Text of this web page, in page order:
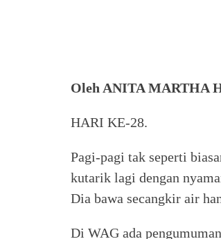
Oleh ANITA MARTHA
HARI KE-28.
Pagi-pagi tak seperti
kutarik lagi dengan
Dia bawa secangkir air
Di WAG ada